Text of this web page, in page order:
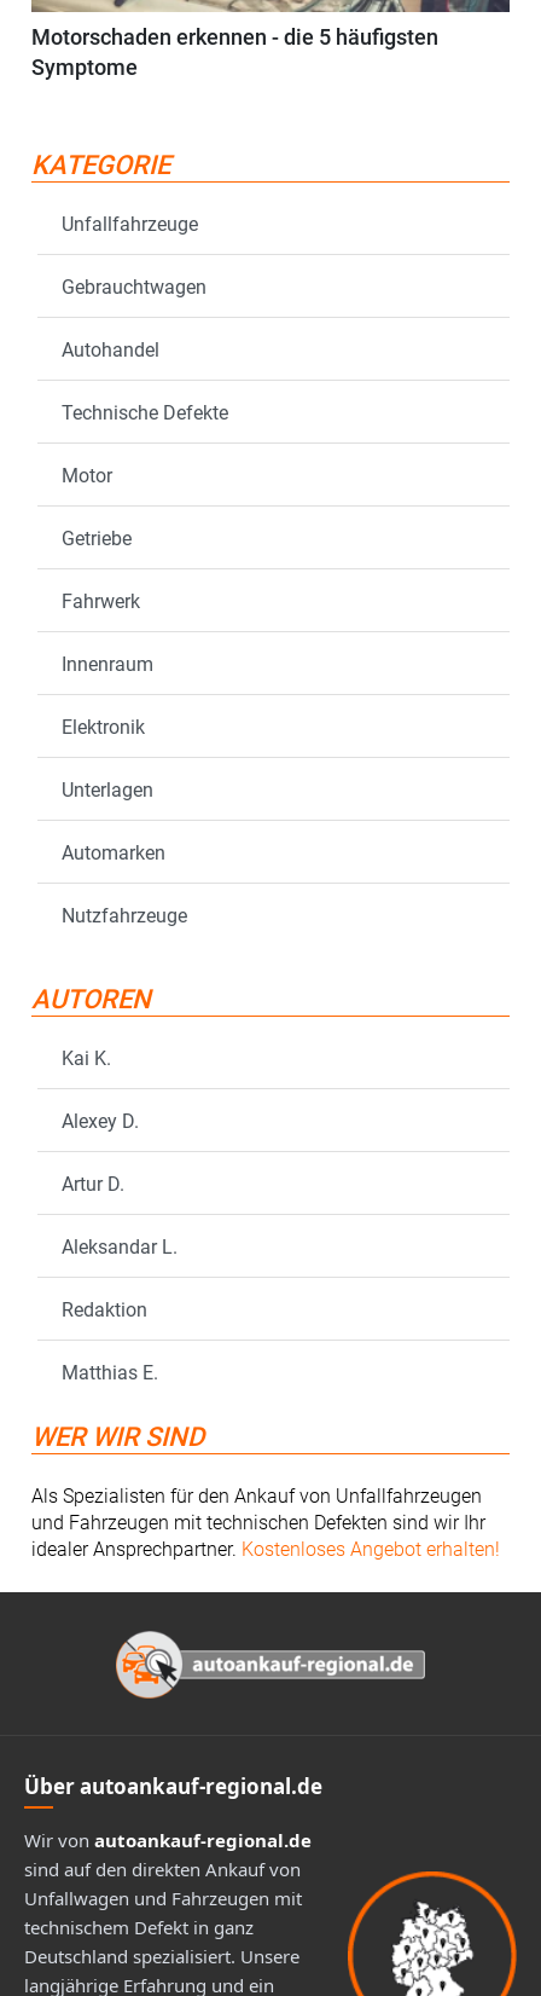
Motorschaden erkennen - die 5 häufigsten
Symptome
KATEGORIE
Unfallfahrzeuge
Gebrauchtwagen
Autohandel
Technische Defekte
Motor
Getriebe
Fahrwerk
Innenraum
Elektronik
Unterlagen
Automarken
Nutzfahrzeuge
AUTOREN
Kai K.
Alexey D.
Artur D.
Aleksandar L.
Redaktion
Matthias E.
WER WIR SIND
Als Spezialisten für den Ankauf von Unfallfahrzeugen
und Fahrzeugen mit technischen Defekten sind wir Ihr
idealer Ansprechpartner. Kostenloses Angebot erhalten!
Über autoankauf-regional.de
Wir von autoankauf-regional.de
sind auf den direkten Ankauf von
Unfallwagen und Fahrzeugen mit
technischem Defekt in ganz
Deutschland spezialisiert. Unsere
langjährige Erfahrung und ein